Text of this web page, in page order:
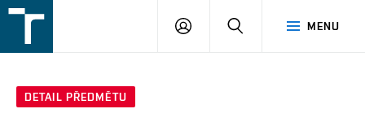
v
MENU
PŘIHLÁŠENÍ
DETAIL PŘEDMĚTU